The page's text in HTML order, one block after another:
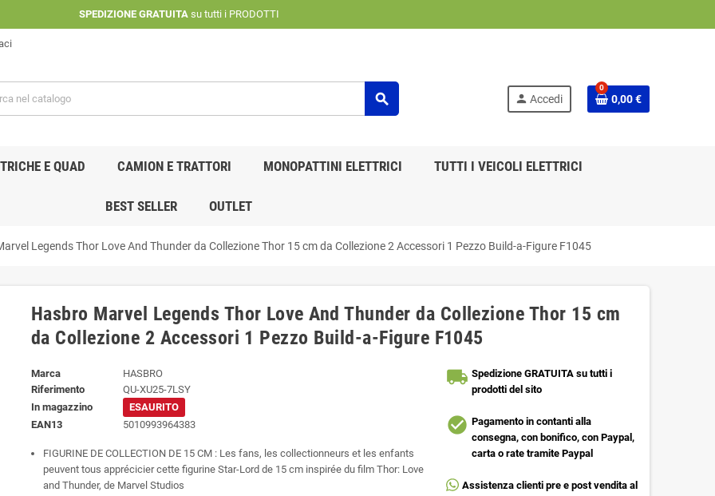
SPEDIZIONE GRATUITAsu tutti i PRODOTTI
search person Accedi
0
0,00 €
E QUAD CAMION E TRATTORI MONOPATTINI ELETTRICI TUTTI I VEICOLI ELETTRICI
BEST SELLER OUTLET
Legends Thor Love And Thunder da Collezione Thor 15 cm da Collezione 2 Accessori 1 Pezzo Build-a-Figure F1045
Hasbro Marvel Legends Thor Love And Thunder da Collezione Thor 15 cm
da Collezione 2 Accessori 1 Pezzo Build-a-Figure F1045
Marca
HASBRO
Riferimento
QU-XU25-7LSY
In magazzino
ESAURITO
EAN13
5010993964383
FIGURINE DE COLLECTION DE 15 CM : Les fans, les collectionneurs et les enfants
peuvent tous apprécicier cette figurine Star-Lord de 15 cm inspirée du film Thor: Love
and Thunder, de Marvel Studios
local_shipping Spedizione GRATUITA su tutti i
prodotti del sito
check_circle Pagamento in contanti alla
consegna, con bonifico, con Paypal,
carta o rate tramite Paypal
Assistenza clienti pre e post vendita al